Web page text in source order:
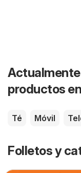
productos
Té Móvil
Folletos y